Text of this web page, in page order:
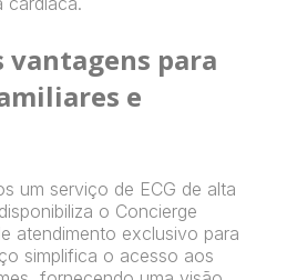
vantagens para
e
um serviço de ECG de alta
o Concierge
atendimento exclusivo para
simplifica o acesso aos